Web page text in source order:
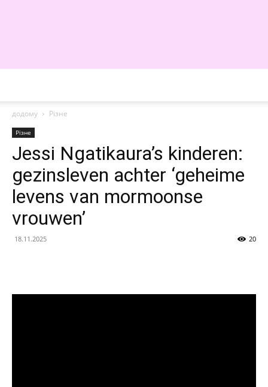
додому
Різне
Різне
Jessi Ngatikaura’s kinderen:
gezinsleven achter ‘geheime
levens van mormoonse
vrouwen’
18.11.2025 20